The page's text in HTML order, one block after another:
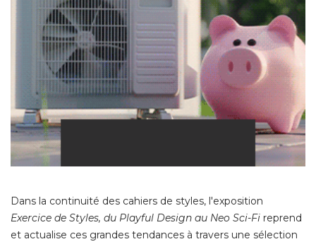
Dans la continuité des cahiers de styles, l'exposition
Exercice de Styles, du Playful Design au Neo Sci-Fi reprend
et actualise ces grandes tendances à travers une sélection